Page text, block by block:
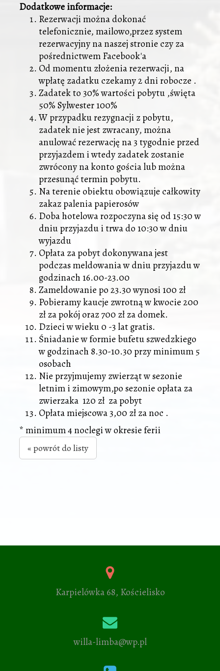
Dodatkowe informacje:
Rezerwacji można dokonać
telefonicznie, mailowo,przez system
rezerwacyjny na naszej stronie czy za
pośrednictwem Facebook'a
Od momentu złożenia rezerwacji, na
wpłatę zadatku czekamy 2 dni robocze .
Zadatek to 30% wartości pobytu ,święta
50% Sylwester 100%
W przypadku rezygnacji z pobytu,
zadatek nie jest zwracany, można
anulować rezerwację na 3 tygodnie przed
przyjazdem i wtedy zadatek zostanie
zwrócony na konto gościa lub można
przesunąć termin pobytu.
Na terenie obiektu obowiązuje całkowity
zakaz palenia papierosów
Doba hotelowa rozpoczyna się od 15:30 w
dniu przyjazdu i trwa do 10:30 w dniu
wyjazdu
Opłata za pobyt dokonywana jest
podczas meldowania w dniu przyjazdu w
godzinach 16.00-23.00
Zameldowanie po 23.30 wynosi 100 zł
Pobieramy kaucje zwrotną w kwocie 200
zł za pokój oraz 700 zł za domek.
Dzieci w wieku 0 -3 lat gratis.
Śniadanie w formie bufetu szwedzkiego
w godzinach 8.30-10.30 przy minimum 5
osobach
Nie przyjmujemy zwierząt w sezonie
letnim i zimowym,po sezonie opłata za
zwierzaka 120 zł za pobyt
Opłata miejscowa 3,00 zł za noc .
* minimum 4 noclegi w okresie ferii
« powrót do listy
Karpielówka 68, Kościelisko
willa-limba@wp.pl